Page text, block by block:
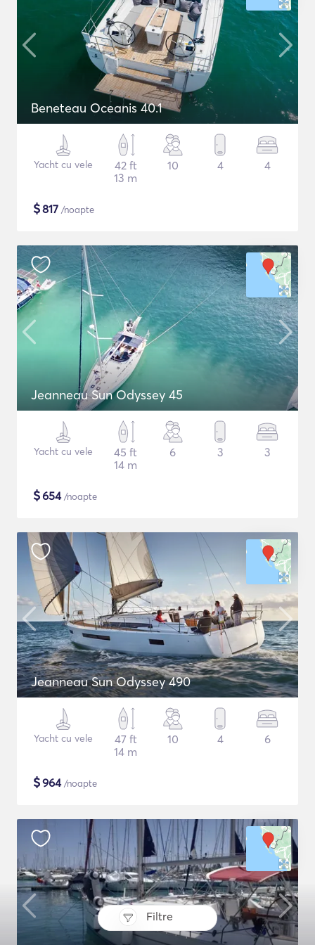
Filtre
Beneteau Oceanis 40.1
Yacht cu vele
42 ft
13 m
10 4 4
$817 /noapte
Jeanneau Sun Odyssey 45
Yacht cu vele
45 ft
14 m
6 3 3
$654/noapte
Jeanneau Sun Odyssey 490
Yacht cu vele
47 ft
14 m
10 4 6
$964/noapte